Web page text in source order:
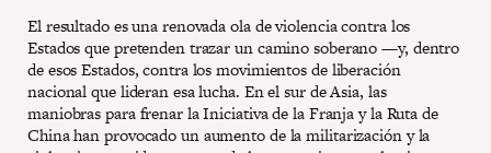
El resultado es una renovada ola de violencia contra los
Estados que pretenden trazar un camino soberano —y, dentro
de esos Estados, contra los movimientos de liberación
nacional que lideran esa lucha. En el sur de Asia, las
maniobras para frenar la Iniciativa de la Franja y la Ruta de
China han provocado un aumento de la militarización y la